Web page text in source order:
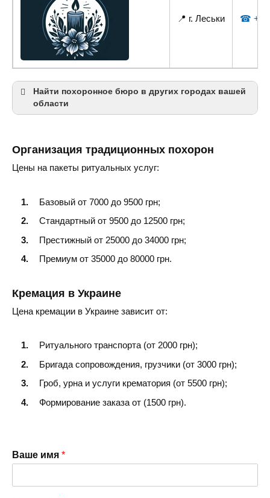
📍 г. Леськи ☎ +38
Найти похоронное бюро в других городах вашей
области
Умань
Золотоноша
Канев
Организация традиционных похорон
Цены на пакеты ритуальных услуг:
Базовый от 7000 до 9500 грн;
Стандартный от 9500 до 12500 грн;
Престижный от 25000 до 34000 грн;
Премиум от 35000 до 80000 грн.
Кремация в Украине
Цена кремации в Украине зависит от:
Ритуального транспорта (от 2000 грн);
Бригада сопровождения, грузчики (от 3000 грн);
Гроб, урна и услуги крематория (от 5500 грн);
Формирование заказа от (1500 грн).
Ваше имя *